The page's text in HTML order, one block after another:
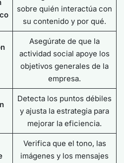
sobre quién interactúa con
su contenido y por qué.
Asegúrate de que la
actividad social apoye los
objetivos generales de la
empresa.
Detecta los puntos débiles
y ajusta la estrategia para
mejorar la eficiencia.
Verifica que el tono, las
imágenes y los mensajes